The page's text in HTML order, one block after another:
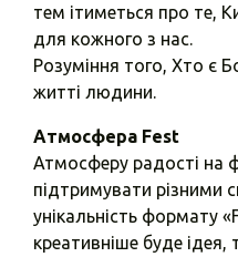
тем ітиметься про те,
для кожного з нас.
Розуміння того, Хто є
житті людини.
Атмосфера Fest
Атмосферу радості на
підтримувати різними
унікальність формату
креативніше буде ідея,